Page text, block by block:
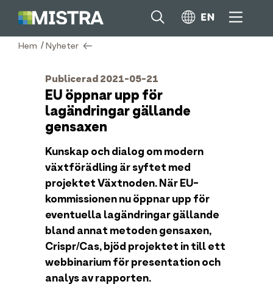
Hem /Nyheter
Publicerad 2021-05-21
EU öppnar upp för
lagändringar gällande
gensaxen
Kunskap och dialog om modern
växtförädling är syftet med
projektet Växtnoden. När EU-
kommissionen nu öppnar upp för
eventuella lagändringar gällande
bland annat metoden gensaxen,
Crispr/Cas, bjöd projektet in till ett
webbinarium för presentation och
analys av rapporten.